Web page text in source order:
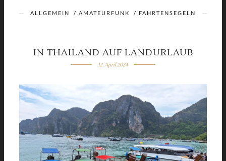
ALLGEMEIN / AMATEURFUNK / FAHRTENSEGELN
IN THAILAND AUF LANDURLAUB
12. April 2024